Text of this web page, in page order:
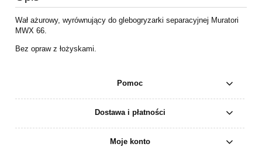
Wał ażurowy, wyrównujący do glebogryzarki separacyjnej Muratori
MWX 66.
Bez opraw z łożyskami.
Pomoc
Dostawa i płatności
Moje konto